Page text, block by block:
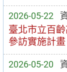
2026-05-22
臺北市立百
參訪實施計畫
2026-05-20